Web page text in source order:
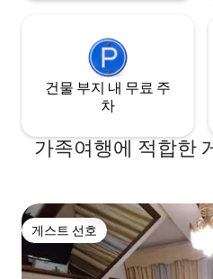
건물 부지 내 무료 주
차
가족여행에 적합한
게스트 선호
게스트 선호